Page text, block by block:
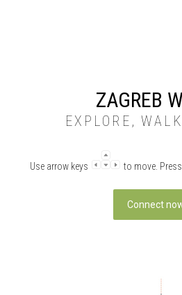
ZAGREB
EXPLORE,
Use arrow keys to move. Press
Connect